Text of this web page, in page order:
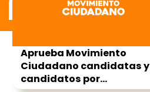
Aprueba Movimiento
Ciudadano candidatas y
candidatos por...